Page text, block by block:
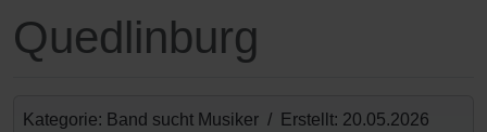
Quedlinburg
Kategorie: Band sucht Musiker / Erstellt: 20.05.2026